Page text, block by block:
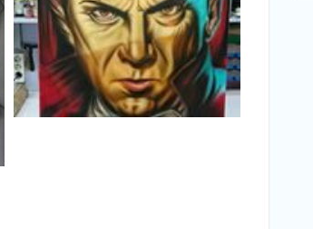
Aerografia Angus Young de
AC/DC. Pintura acrilica Golden